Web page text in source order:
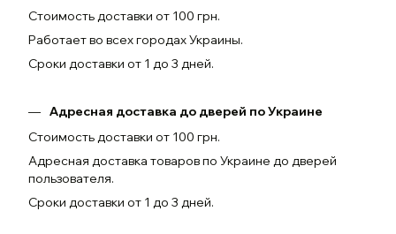
Стоимость доставки от 100 грн.
Работает во всех городах Украины.
Сроки доставки от 1 до 3 дней.
Адресная доставка до дверей по Украине
Стоимость доставки от 100 грн.
Адресная доставка товаров по Украине до дверей
пользователя.
Сроки доставки от 1 до 3 дней.